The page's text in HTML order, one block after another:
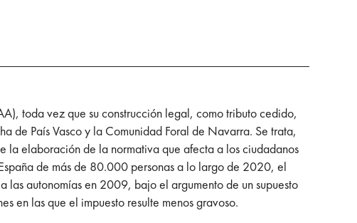
toda vez que su construcción legal, como tributo cedido,
de País Vasco y la Comunidad Foral de Navarra. Se trata,
la elaboración de la normativa que afecta a los ciudadanos
de más de 80.000 personas a lo largo de 2020, el
las autonomías en 2009, bajo el argumento de un supuesto
en las que el impuesto resulte menos gravoso.